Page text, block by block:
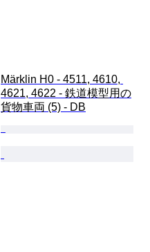
Märklin H0 - 4511, 4610,
4621, 4622 - 鉄道模型用の
貨物車両 (5) - DB